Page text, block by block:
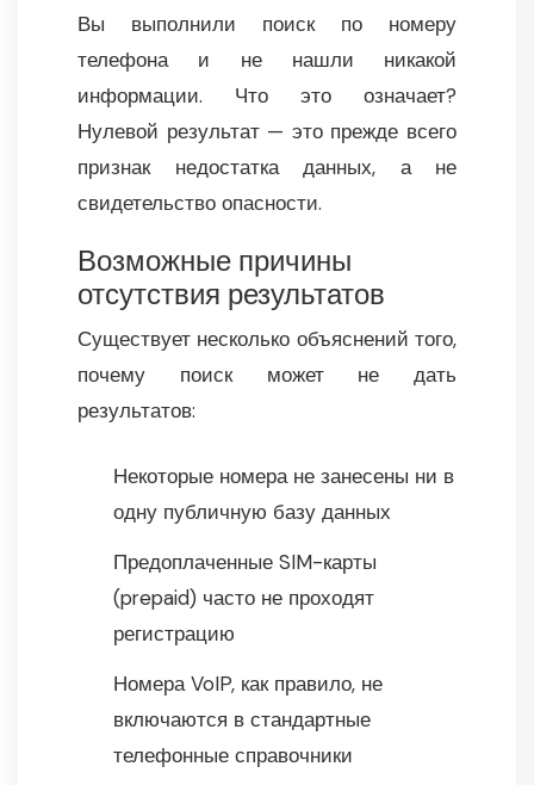
Вы выполнили поиск по номеру
телефона и не нашли никакой
информации. Что это означает?
Нулевой результат — это прежде всего
признак недостатка данных, а не
свидетельство опасности.
Возможные причины
отсутствия результатов
Существует несколько объяснений того,
почему поиск может не дать
результатов:
Некоторые номера не занесены ни в
одну публичную базу данных
Предоплаченные SIM-карты
(prepaid) часто не проходят
регистрацию
Номера VoIP, как правило, не
включаются в стандартные
телефонные справочники